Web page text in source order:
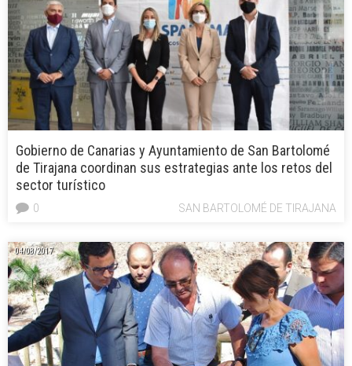
Gobierno de Canarias y Ayuntamiento de San Bartolomé
de Tirajana coordinan sus estrategias ante los retos del
sector turístico
SAN BARTOLOMÉ DE TIRAJANA
0
04/08/2017